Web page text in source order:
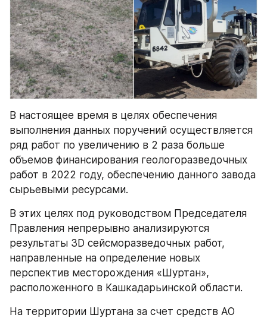
В настоящее время в целях обеспечения
выполнения данных поручений осуществляется
ряд работ по увеличению в 2 раза больше
объемов финансирования геологоразведочных
работ в 2022 году, обеспечению данного завода
сырьевыми ресурсами.
В этих целях под руководством Председателя
Правления непрерывно анализируются
результаты 3D сейсморазведочных работ,
направленные на определение новых
перспектив месторождения «Шуртан»,
расположенного в Кашкадарьинской области.
На территории Шуртана за счет средств АО